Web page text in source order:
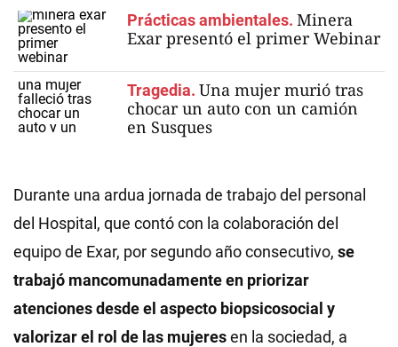
Prácticas ambientales. Minera
Exar presentó el primer Webinar
Tragedia. Una mujer murió tras
chocar un auto con un camión
en Susques
Durante una ardua jornada de trabajo del personal
del Hospital, que contó con la colaboración del
equipo de Exar, por segundo año consecutivo, se
trabajó mancomunadamente en priorizar
atenciones desde el aspecto biopsicosocial y
valorizar el rol de las mujeresen la sociedad, a